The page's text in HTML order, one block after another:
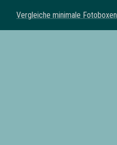
Vergleiche minimale Fotoboxen